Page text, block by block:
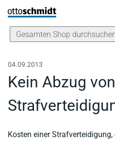
Direkt zum Inhalt
04.09.2013
Kein Abzug von
Kosten einer